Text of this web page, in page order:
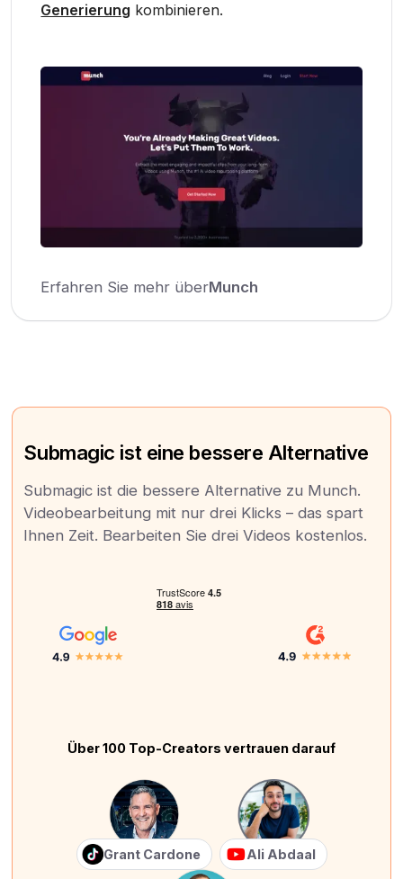
Generierung kombinieren.
Erfahren Sie mehr überMunch
Submagic ist eine bessere Alternative
Submagic ist die bessere Alternative zu Munch.
Videobearbeitung mit nur drei Klicks – das spart
Ihnen Zeit. Bearbeiten Sie drei Videos kostenlos.
Über 100 Top-Creators vertrauen darauf
Grant Cardone Ali Abdaal